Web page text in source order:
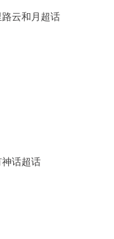
云和月超话
话超话